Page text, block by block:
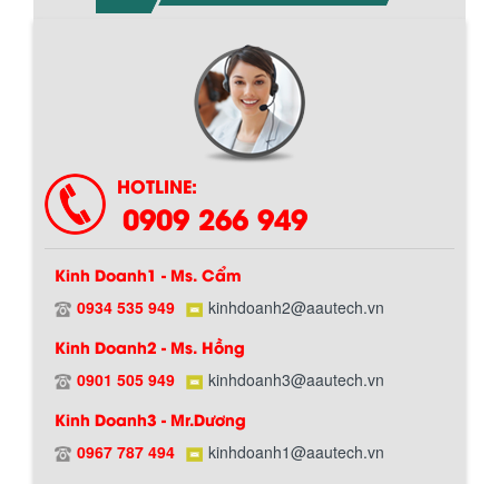
HOTLINE:
0909 266 949
Kinh Doanh1 - Ms. Cẩm
0934 535 949 kinhdoanh2@aautech.vn
Kinh Doanh2 - Ms. Hồng
0901 505 949 kinhdoanh3@aautech.vn
Kinh Doanh3 - Mr.Dương
0967 787 494 kinhdoanh1@aautech.vn
Bồn chứa giải nhiệt sơn, mực in có cấu
tạo gồm 2 lớp inox và được dùng để